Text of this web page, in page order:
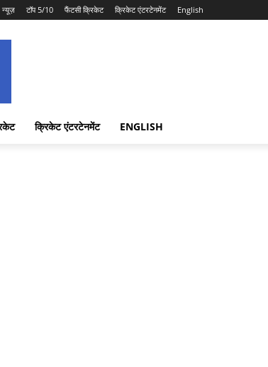
न्यूज़ टॉप 5/10 फैंटसी क्रिकेट क्रिकेट एंटरटेनमेंट English
क्रिकेट एंटरटेनमेंट ENGLISH